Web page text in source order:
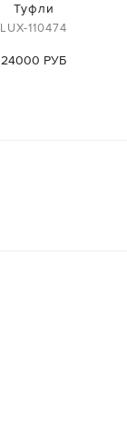
Туфли
LUX-110474
24000 РУБ